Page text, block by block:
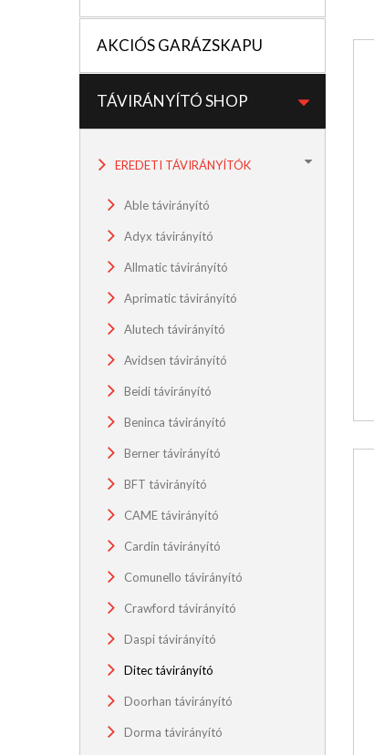
AKCIÓS GARÁZSKAPU
TÁVIRÁNYÍTÓ SHOP
EREDETI TÁVIRÁNYÍTÓK
Able távirányító
Adyx távirányító
Allmatic távirányító
Aprimatic távirányító
Alutech távirányító
Avidsen távirányító
Beidi távirányító
Beninca távirányító
Berner távirányító
BFT távirányító
CAME távirányító
Cardin távirányító
Comunello távirányító
Crawford távirányító
Daspi távirányító
Ditec távirányító
Doorhan távirányító
Dorma távirányító